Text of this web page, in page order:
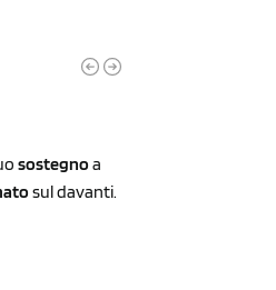
sostegno a
sul davanti.